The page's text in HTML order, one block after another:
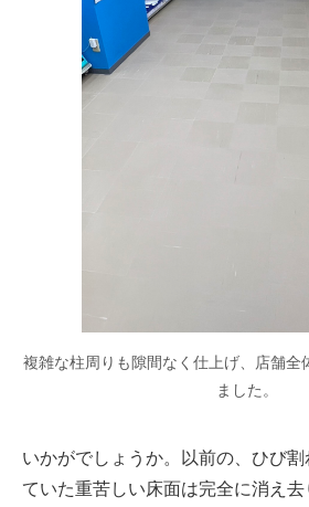
複雑な柱周りも隙間なく仕上げ、店舗全
ました。
いかがでしょうか。以前の、ひび
ていた重苦しい床面は完全に消え